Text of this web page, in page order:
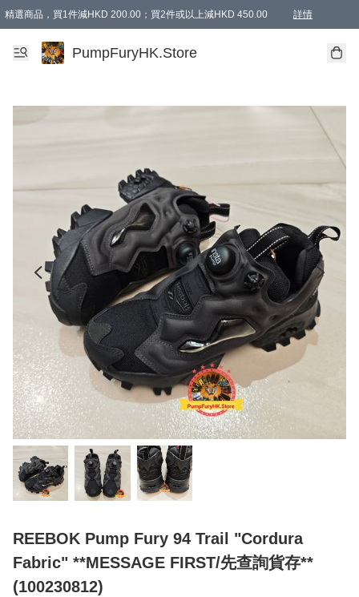
精選商品，買1件減HKD 200.00；買2件或以上減HKD 450.00 詳情
AAPE商品,會員專享9折或以上（按會員等級）AAPE products, members can
精選商品，任選買2件或以上減HKD 100.00
購物滿 HKD 800.00即享免運費優惠！（適用於 特定的送貨方式 )
PumpFuryHK.Store
REEBOK Pump Fury 94 Trail "Cordura
Fabric" **MESSAGE FIRST/先查詢貨存**
(100230812)